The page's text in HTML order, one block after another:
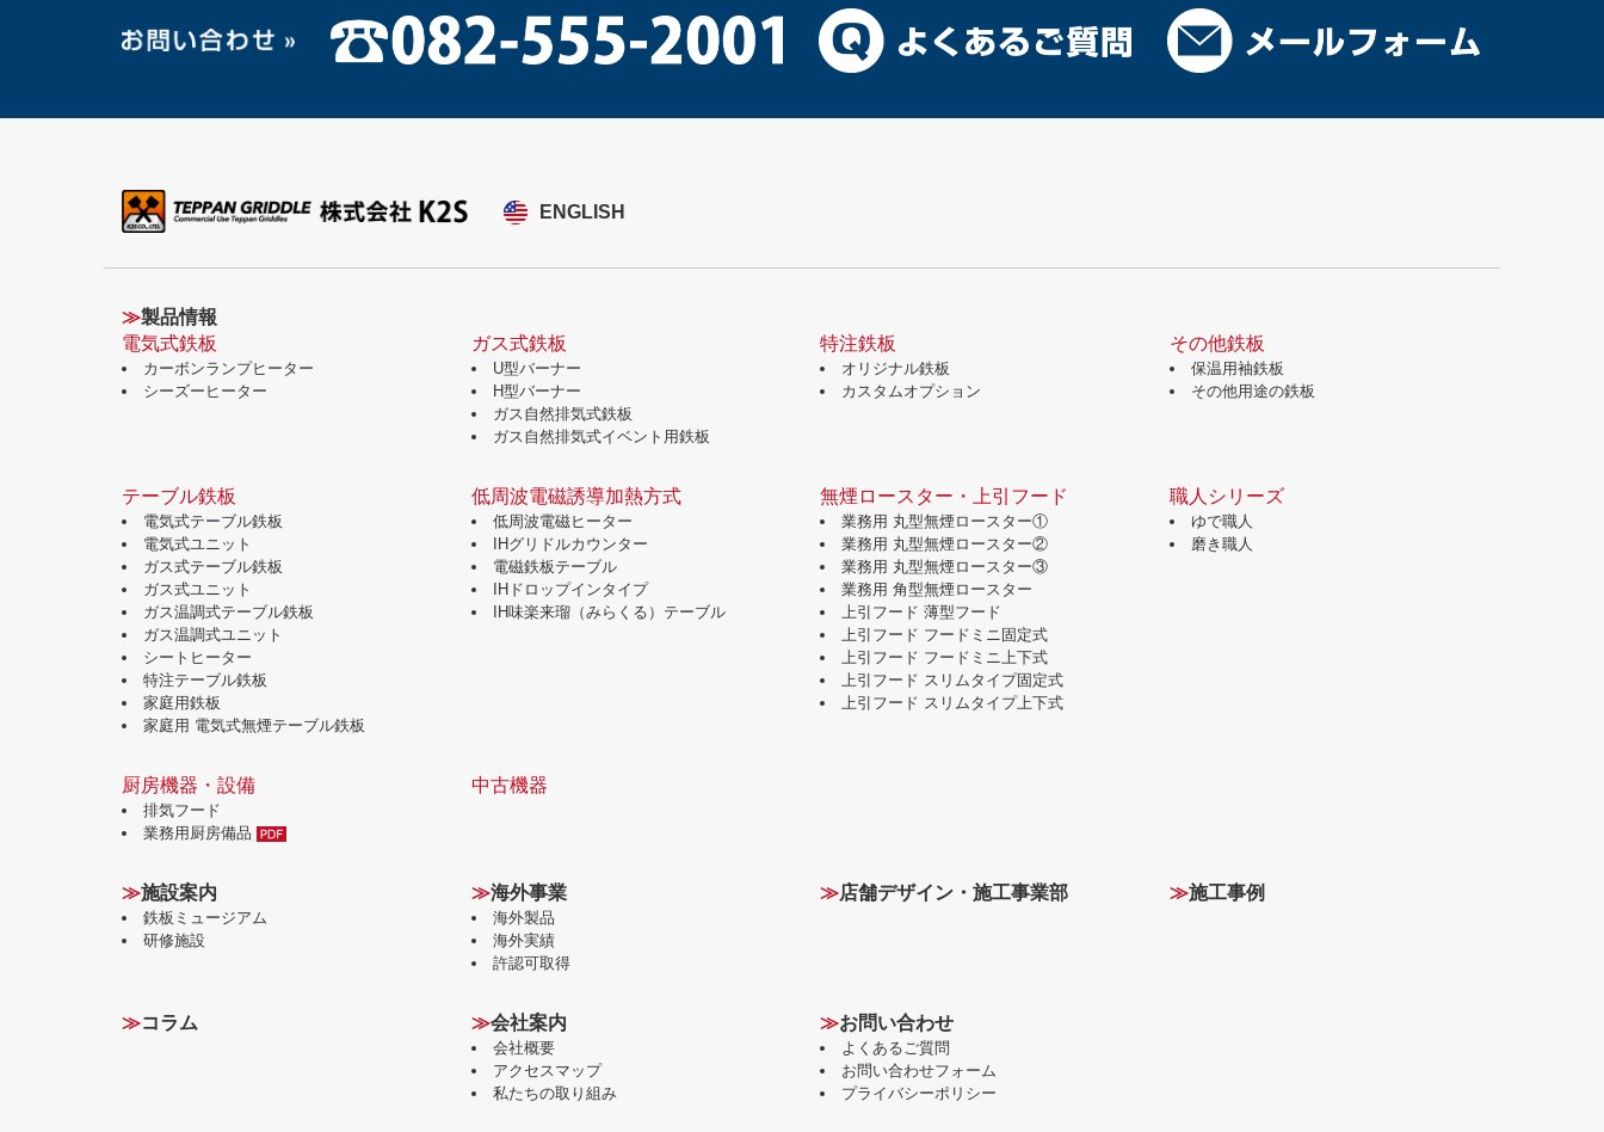
ENGLISH
≫製品情報
電気式鉄板
カーボンランプヒーター
シーズーヒーター
ガス式鉄板
U型バーナー
H型バーナー
ガス自然排気式鉄板
ガス自然排気式イベント用鉄板
特注鉄板
オリジナル鉄板
カスタムオプション
その他鉄板
保温用袖鉄板
その他用途の鉄板
テーブル鉄板
電気式テーブル鉄板
電気式ユニット
ガス式テーブル鉄板
ガス式ユニット
ガス温調式テーブル鉄板
ガス温調式ユニット
シートヒーター
特注テーブル鉄板
家庭用鉄板
家庭用 電気式無煙テーブル鉄板
低周波電磁誘導加熱方式
低周波電磁ヒーター
IHグリドルカウンター
電磁鉄板テーブル
IHドロップインタイプ
IH味楽来瑠（みらくる）テーブル
無煙ロースター・上引フード
業務用 丸型無煙ロースター①
業務用 丸型無煙ロースター②
業務用 丸型無煙ロースター③
業務用 角型無煙ロースター
上引フード 薄型フード
上引フード フードミニ固定式
上引フード フードミニ上下式
上引フード スリムタイプ固定式
上引フード スリムタイプ上下式
職人シリーズ
ゆで職人
磨き職人
厨房機器・設備
排気フード
業務用厨房備品
中古機器
≫施設案内
鉄板ミュージアム
研修施設
≫海外事業
海外製品
海外実績
許認可取得
≫店舗デザイン・施工事業部 ≫施工事例
≫コラム ≫会社案内
会社概要
アクセスマップ
私たちの取り組み
≫お問い合わせ
よくあるご質問
お問い合わせフォーム
プライバシーポリシー